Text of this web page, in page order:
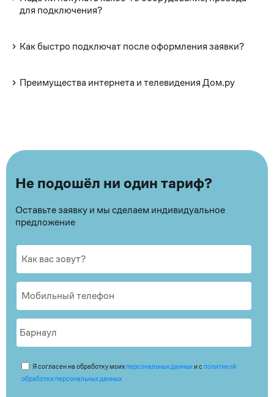
для подключения?
Как быстро подключат после оформления заявки?
Преимущества интернета и телевидения Дом.ру
Не подошёл ни один тариф?
Оставьте заявку и мы сделаем индивидуальное
предложение
Я согласен на обработку моих персональных данныхи с политикой
обработки персональных данных